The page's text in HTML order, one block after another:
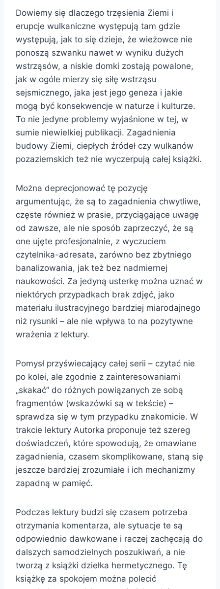
Dowiemy się dlaczego trzęsienia Ziemi i
erupcje wulkaniczne występują tam gdzie
występują, jak to się dzieje, że wieżowce nie
ponoszą szwanku nawet w wyniku dużych
wstrząsów, a niskie domki zostają powalone,
jak w ogóle mierzy się siłę wstrząsu
sejsmicznego, jaka jest jego geneza i jakie
mogą być konsekwencje w naturze i kulturze.
To nie jedyne problemy wyjaśnione w tej, w
sumie niewielkiej publikacji. Zagadnienia
budowy Ziemi, ciepłych źródeł czy wulkanów
pozaziemskich też nie wyczerpują całej książki.
Można deprecjonować tę pozycję
argumentując, że są to zagadnienia chwytliwe,
częste również w prasie, przyciągające uwagę
od zawsze, ale nie sposób zaprzeczyć, że są
one ujęte profesjonalnie, z wyczuciem
czytelnika-adresata, zarówno bez zbytniego
banalizowania, jak też bez nadmiernej
naukowości. Za jedyną usterkę można uznać w
niektórych przypadkach brak zdjęć, jako
materiału ilustracyjnego bardziej miarodajnego
niż rysunki – ale nie wpływa to na pozytywne
wrażenia z lektury.
Pomysł przyświecający całej serii – czytać nie
po kolei, ale zgodnie z zainteresowaniami
„skakać” do różnych powiązanych ze sobą
fragmentów (wskazówki są w tekście) –
sprawdza się w tym przypadku znakomicie. W
trakcie lektury Autorka proponuje też szereg
doświadczeń, które spowodują, że omawiane
zagadnienia, czasem skomplikowane, staną się
jeszcze bardziej zrozumiałe i ich mechanizmy
zapadną w pamięć.
Podczas lektury budzi się czasem potrzeba
otrzymania komentarza, ale sytuacje te są
odpowiednio dawkowane i raczej zachęcają do
dalszych samodzielnych poszukiwań, a nie
tworzą z książki dziełka hermetycznego. Tę
książkę za spokojem można polecić